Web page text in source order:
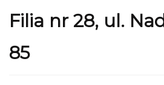
Filia nr 28, ul.
85